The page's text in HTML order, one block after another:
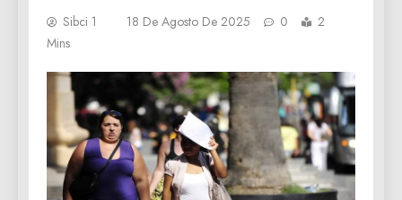
Sibci 1 18 De Agosto De 2025 0
2
Mins